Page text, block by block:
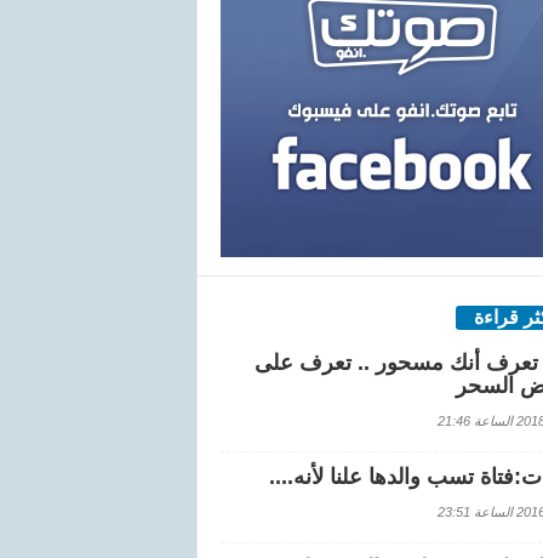
قراءة
أنك مسحور .. تعرف على
السحر
21:46
تسب والدها علنا لأنه....
23:51